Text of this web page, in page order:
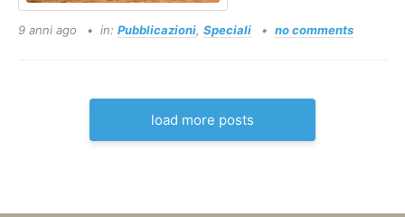
9 anni ago in: Pubblicazioni, Speciali no comments
load more posts